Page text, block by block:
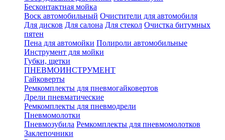
Бесконтактная мойка
Воск автомобильный Очистители для автомобиля
Для дисков Для салона Для стекол Очистка битумных
пятен
Пена для автомойки Полироли автомобильные
Инструмент для мойки
Губки, щетки
ПНЕВМОИНСТРУМЕНТ
Гайковерты
Ремкомплекты для пневмогайковертов
Дрели пневматические
Ремкомплекты для пневмодрели
Пневмомолотки
Пневмозубила Ремкомплекты для пневмомолотков
Заклепочники